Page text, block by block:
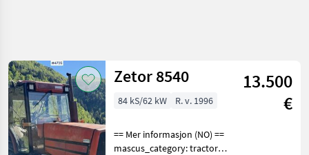
Zetor 8540
13.500
€
84 kS/62 kW R. v. 1996
== Mer informasjon (NO) ==
mascus_category: tractors